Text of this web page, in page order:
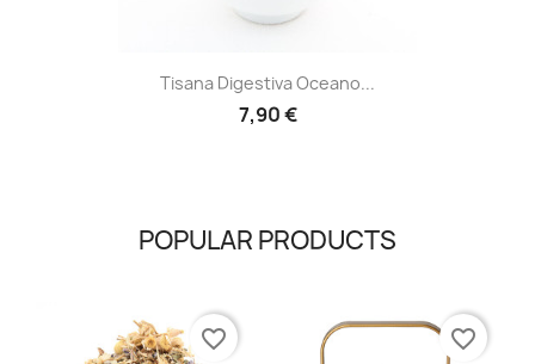
Tisana Digestiva Oceano...
7,90 €
POPULAR PRODUCTS
favorite_border